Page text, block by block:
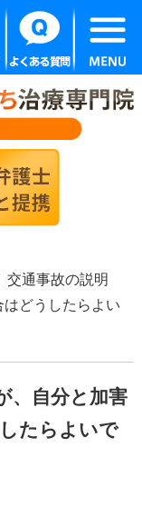
交通事故の説明
どうしたらよい
、自分と加害
たらよいで